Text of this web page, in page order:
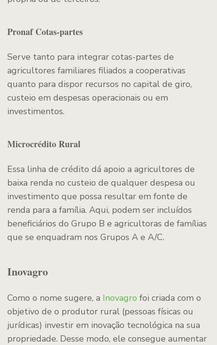
Pronaf Cotas-partes
Serve tanto para integrar cotas-partes de
agricultores familiares filiados a cooperativas
quanto para dispor recursos no capital de giro,
custeio em despesas operacionais ou em
investimentos.
Microcrédito Rural
Essa linha de crédito dá apoio a agricultores de
baixa renda no custeio de qualquer despesa ou
investimento que possa resultar em fonte de
renda para a família. Aqui, podem ser incluídos
beneficiários do Grupo B e agricultoras de famílias
que se enquadram nos Grupos A e A/C.
Inovagro
Como o nome sugere, a Inovagro foi criada com o
objetivo de o produtor rural (pessoas físicas ou
jurídicas) investir em inovação tecnológica na sua
propriedade. Desse modo, ele consegue aumentar